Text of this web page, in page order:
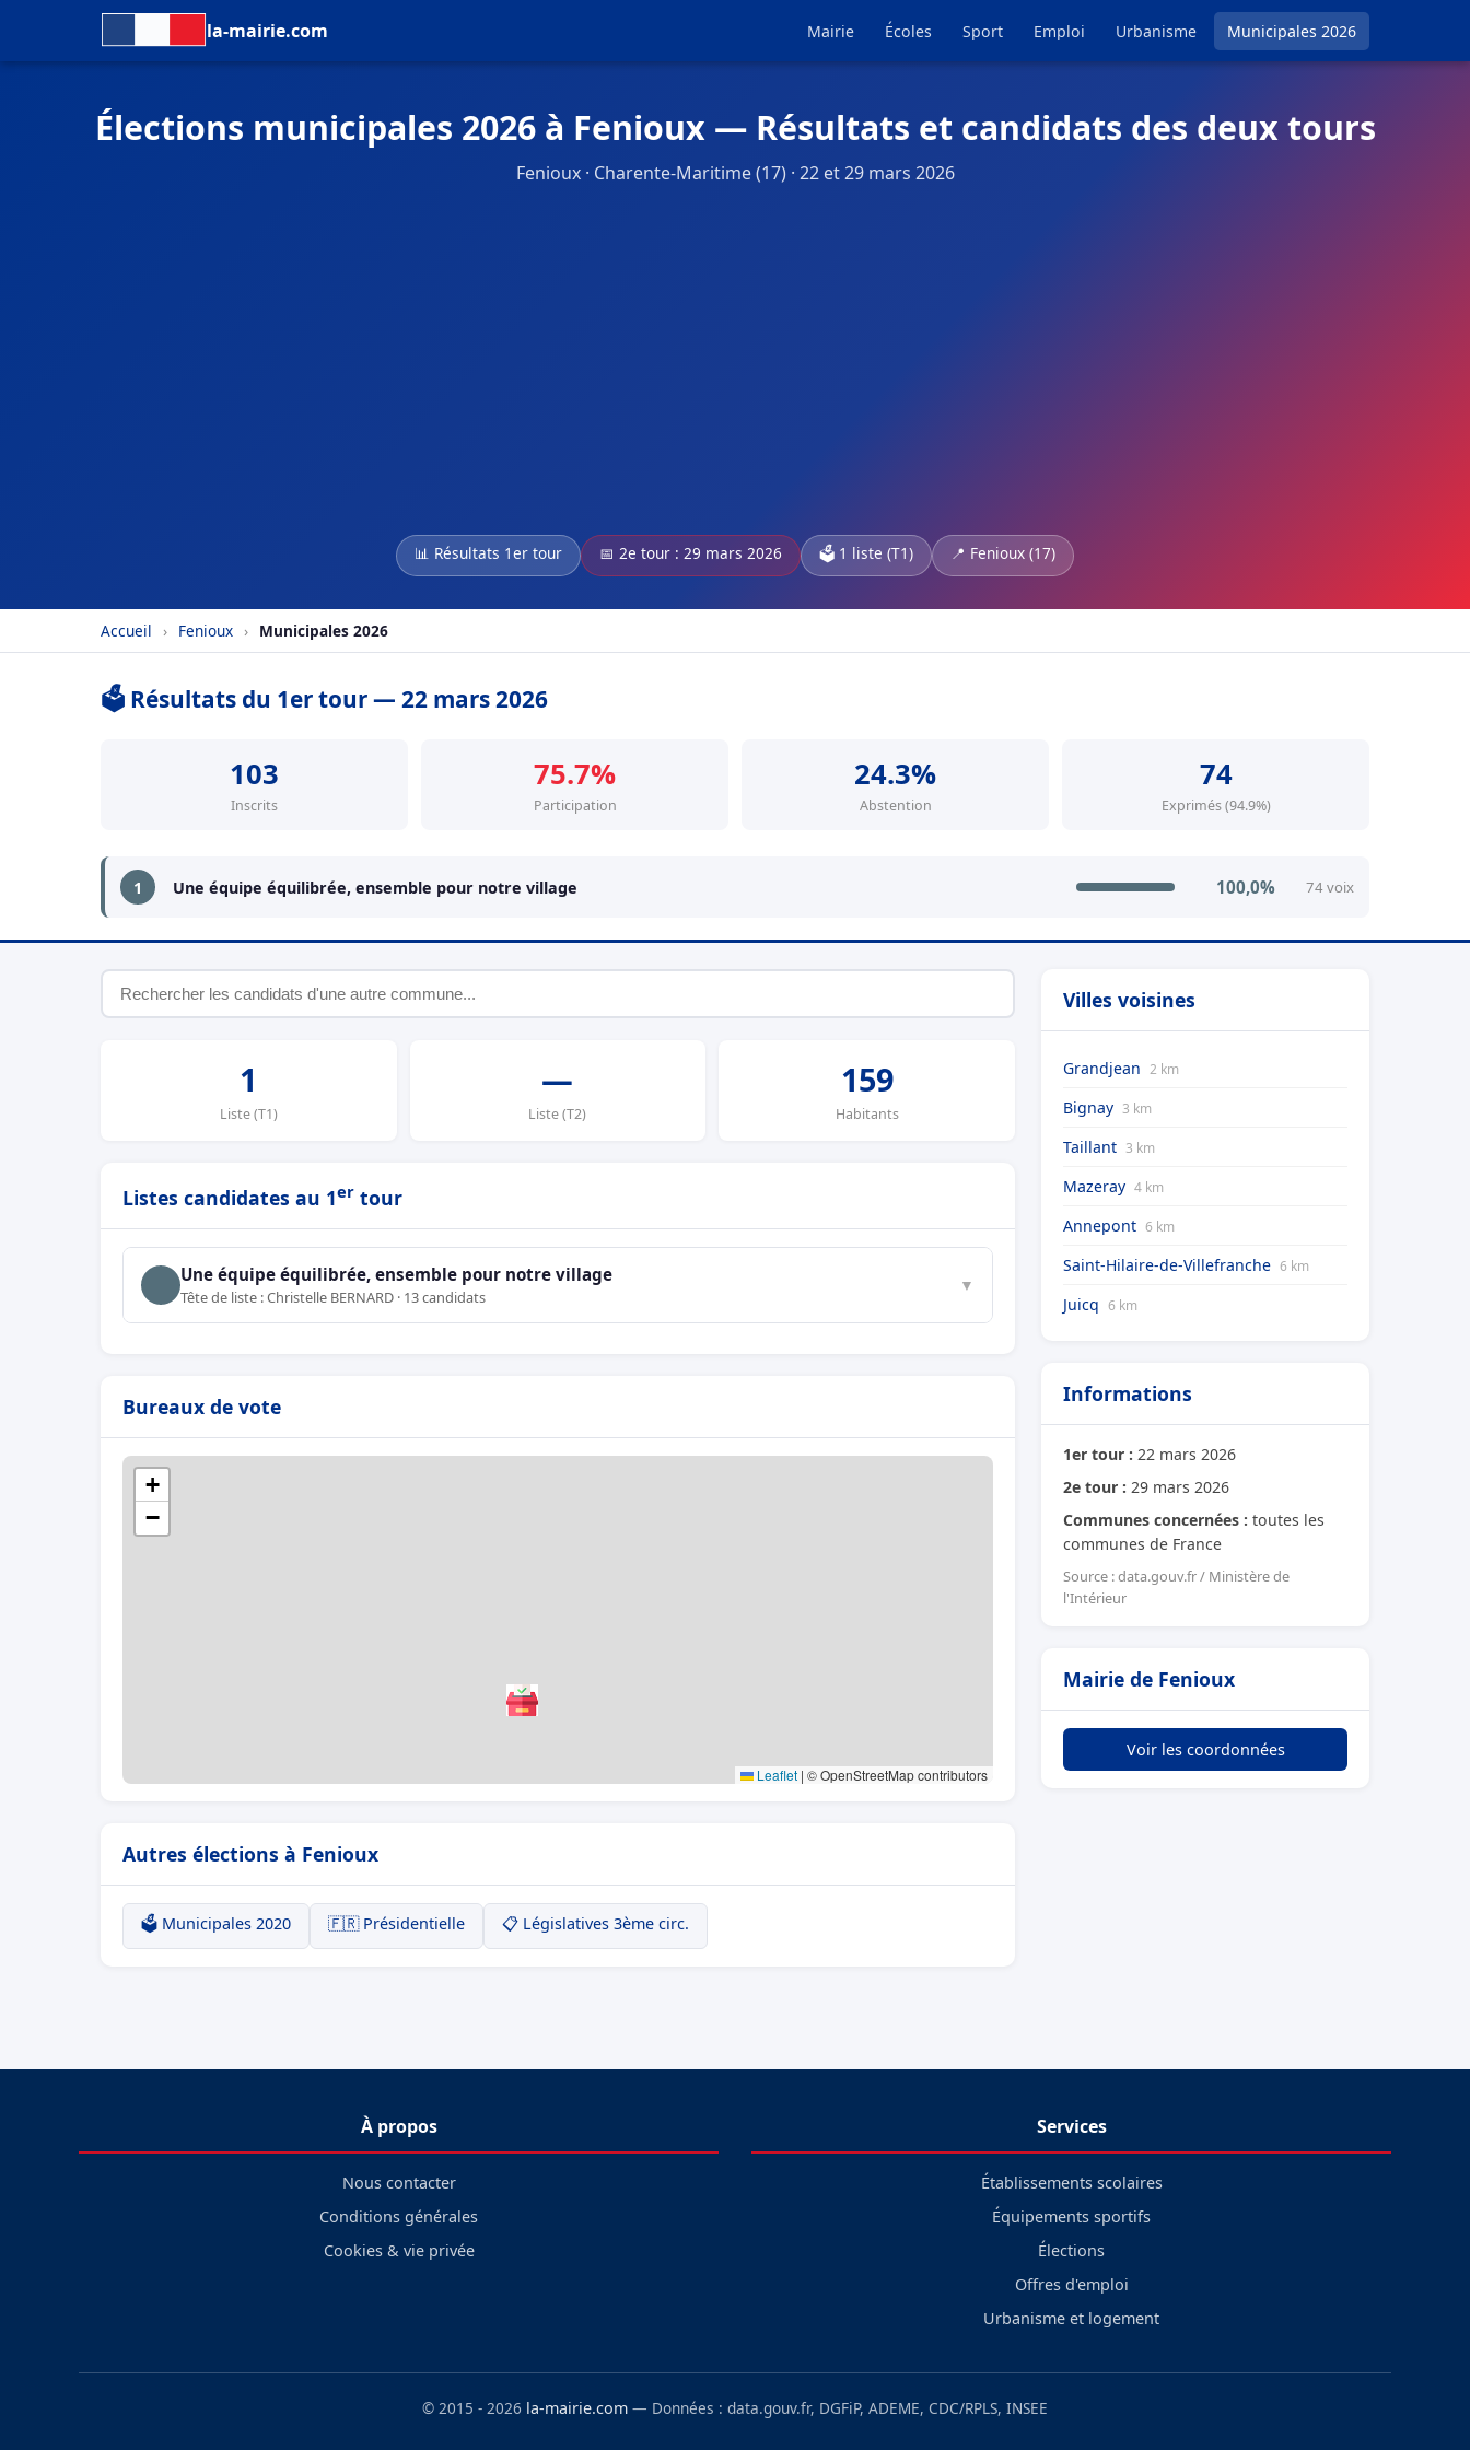
la-mairie.com Mairie Écoles Sport Emploi Urbanisme Municipales 2026
Élections municipales 2026 à Fenioux — Résultats et candidats des deux tours
Fenioux · Charente-Maritime (17) · 22 et 29 mars 2026
📊 Résultats 1er tour 📅 2e tour : 29 mars 2026 🗳️ 1 liste (T1) 📍 Fenioux (17)
Accueil › Fenioux › Municipales 2026
🗳️ Résultats du 1er tour — 22 mars 2026
103
Inscrits
75.7%
Participation
24.3%
Abstention
74
Exprimés (94.9%)
1 Une équipe équilibrée, ensemble pour notre village 100,0% 74 voix
1
Liste (T1)
—
Liste (T2)
159
Habitants
Listes candidates au 1er tour
Une équipe équilibrée, ensemble pour notre village
Tête de liste : Christelle BERNARD · 13 candidats
▼
Bureaux de vote
+
−
Leaflet | © OpenStreetMap contributors
Autres élections à Fenioux
🗳️ Municipales 2020 🇫🇷 Présidentielle 📋 Législatives 3ème circ.
Villes voisines
Grandjean 2 km
Bignay 3 km
Taillant 3 km
Mazeray 4 km
Annepont 6 km
Saint-Hilaire-de-Villefranche 6 km
Juicq 6 km
Informations
1er tour : 22 mars 2026
2e tour : 29 mars 2026
Communes concernées : toutes les
communes de France
Source : data.gouv.fr / Ministère de
l'Intérieur
Mairie de Fenioux
Voir les coordonnées
À propos
Nous contacter
Conditions générales
Cookies & vie privée
Services
Établissements scolaires
Équipements sportifs
Élections
Offres d'emploi
Urbanisme et logement
© 2015 - 2026 la-mairie.com — Données : data.gouv.fr, DGFiP, ADEME, CDC/RPLS, INSEE